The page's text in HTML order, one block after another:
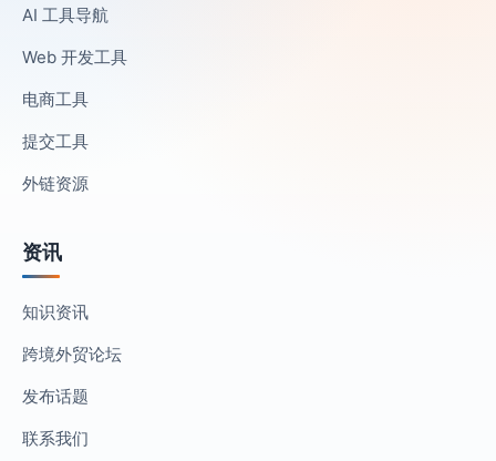
AI 工具导航
Web 开发工具
电商工具
提交工具
外链资源
资讯
知识资讯
跨境外贸论坛
发布话题
联系我们